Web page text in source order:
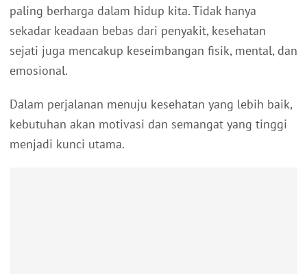
paling berharga dalam hidup kita. Tidak hanya
sekadar keadaan bebas dari penyakit, kesehatan
sejati juga mencakup keseimbangan fisik, mental, dan
emosional.
Dalam perjalanan menuju kesehatan yang lebih baik,
kebutuhan akan motivasi dan semangat yang tinggi
menjadi kunci utama.